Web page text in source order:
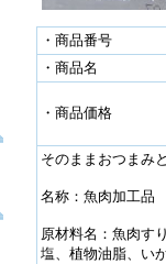
・商品番号
・商品名
・商品価格
そのままおつまみ
名称：魚肉加工品
原材料名：魚肉す
塩、植物油脂、い